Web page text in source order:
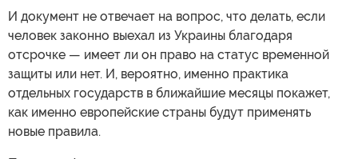
И документ не отвечает на вопрос, что делать, если
человек законно выехал из Украины благодаря
отсрочке — имеет ли он право на статус временной
защиты или нет. И, вероятно, именно практика
отдельных государств в ближайшие месяцы покажет,
как именно европейские страны будут применять
новые правила.